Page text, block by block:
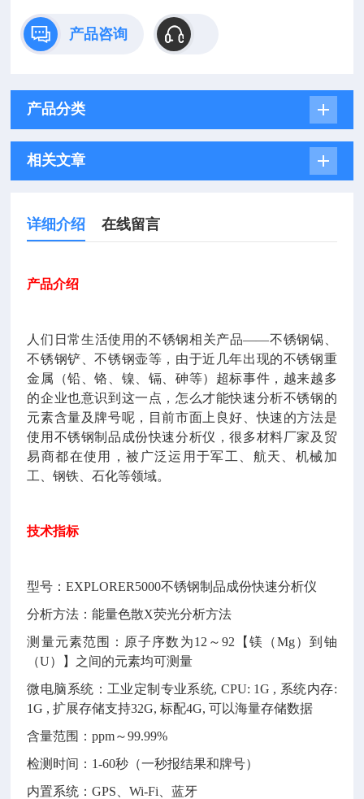
产品咨询
产品分类
相关文章
详细介绍 在线留言
产品介绍
人们日常生活使用的不锈钢相关产品——不锈钢锅、
不锈钢铲、不锈钢壶等，由于近几年出现的不锈钢重
金属（铅、铬、镍、镉、砷等）超标事件，越来越多
的企业也意识到这一点，怎么才能快速分析不锈钢的
元素含量及牌号呢，目前市面上良好、快速的方法是
使用不锈钢制品成份快速分析仪，很多材料厂家及贸
易商都在使用，被广泛运用于军工、航天、机械加
工、钢铁、石化等领域。
技术指标
型号：EXPLORER5000不锈钢制品成份快速分析仪
分析方法：能量色散X荧光分析方法
测量元素范围：原子序数为12 ～ 92 【镁（Mg）到铀
（U）】之间的元素均可测量
微电脑系统：工业定制专业系统, CPU: 1G , 系统内存:
1G ,扩展存储支持32G,标配4G,可以海量存储数据
含量范围：ppm～99.99%
检测时间： 1-60秒（一秒报结果和牌号）
内置系统：GPS 、Wi-Fi 、蓝牙